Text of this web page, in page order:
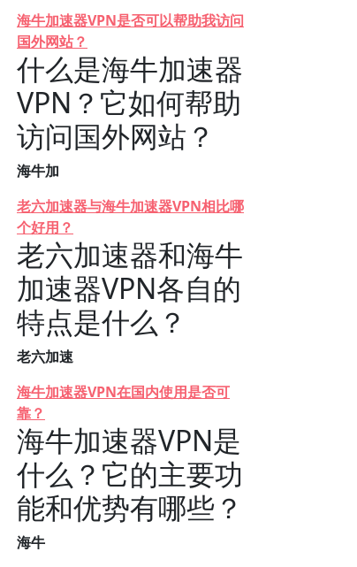
海牛加速器VPN是否可以帮助我访问
国外网站？
什么是海牛加速器
VPN？它如何帮助
访问国外网站？
海牛加
老六加速器与海牛加速器VPN相比哪
个好用？
老六加速器和海牛
加速器VPN各自的
特点是什么？
老六加速
海牛加速器VPN在国内使用是否可
靠？
海牛加速器VPN是
什么？它的主要功
能和优势有哪些？
海牛